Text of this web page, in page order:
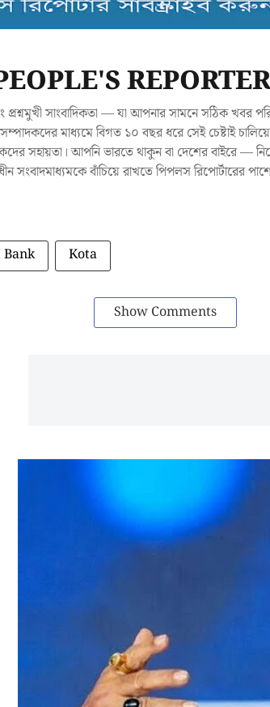
প্রশ্নমুখী সাংবাদিকতা — যা আপনার সামনে সঠিক খবর
মাধ্যমে বিগত ১০ বছর ধরে সেই চেষ্টাই
সহায়তা। আপনি ভারতে থাকুন বা দেশের বাইরে —
সংবাদমাধ্যমকে বাঁচিয়ে রাখতে পিপলস রিপোর্টারের
Bank Kota
Show Comments